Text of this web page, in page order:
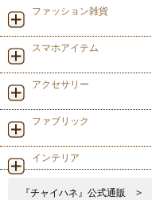
ファッション雑貨
スマホアイテム
アクセサリー
ファブリック
インテリア
『チャイハネ』公式通販 >